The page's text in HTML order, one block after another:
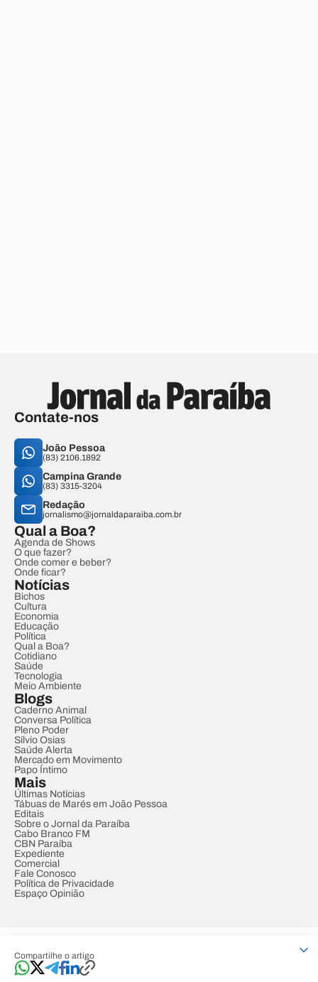
Compartilhe o artigo
Contate-nos
João Pessoa
(83) 2106.1892
Campina Grande
(83) 3315-3204
Redação
jornalismo@jornaldaparaiba.com.br
Qual a Boa?
Agenda de Shows
O que fazer?
Onde comer e beber?
Onde ficar?
Notícias
Bichos
Cultura
Economia
Educação
Política
Qual a Boa?
Cotidiano
Saúde
Tecnologia
Meio Ambiente
Blogs
Caderno Animal
Conversa Política
Pleno Poder
Sílvio Osias
Saúde Alerta
Mercado em Movimento
Papo Íntimo
Mais
Últimas Notícias
Tábuas de Marés em João Pessoa
Editais
Sobre o Jornal da Paraíba
Cabo Branco FM
CBN Paraíba
Expediente
Comercial
Fale Conosco
Política de Privacidade
Espaço Opinião
Developed by Designed by